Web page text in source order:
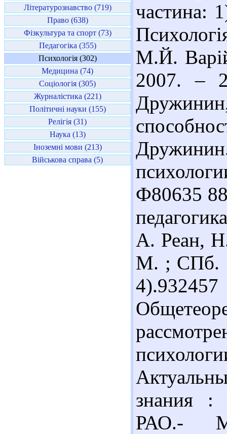
Літературознавство (719)
Право (638)
Фізкультура та спорт (73)
Педагогіка (355)
Психологія (302)
Медицина (74)
Соціологія (305)
Журналістика (221)
Політичні науки (155)
Релігія (31)
Наука (13)
Іноземні мови (213)
Військова справа (5)
частина:
М.Й.
2007. –
Ф80635
А. Реан,
М. ; СПб.
знания :
РАО.-